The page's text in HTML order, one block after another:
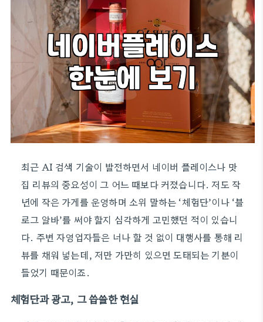
최근 AI 검색 기술이 발전하면서 네이버 플레이스나 맛
집 리뷰의 중요성이 그 어느 때보다 커졌습니다. 저도 작
년에 작은 가게를 운영하며 소위 말하는 ‘체험단’이나 ‘블
로그 알바’를 써야 할지 심각하게 고민했던 적이 있습니
다. 주변 자영업자들은 너나 할 것 없이 대행사를 통해 리
뷰를 채워 넣는데, 저만 가만히 있으면 도태되는 기분이
들었기 때문이죠.
체험단과 광고, 그 씁쓸한 현실